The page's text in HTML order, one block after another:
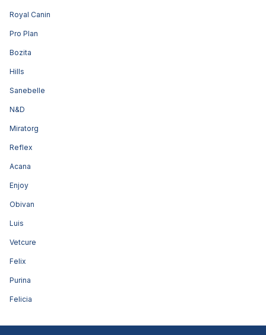
Royal Canin
Pro Plan
Bozita
Hills
Sanebelle
N&D
Miratorg
Reflex
Acana
Enjoy
Obivan
Luis
Vetcure
Felix
Purina
Felicia